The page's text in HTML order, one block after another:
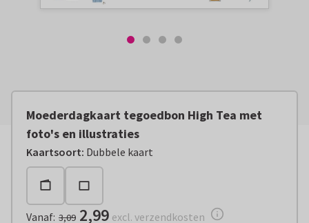
Moederdagkaart tegoedbon High Tea met
foto's en illustraties
Kaartsoort: Dubbele kaart
Vanaf:€ 2,99 excl. verzendkosten
Vanaf: 3,09 2,99 excl. verzendkosten